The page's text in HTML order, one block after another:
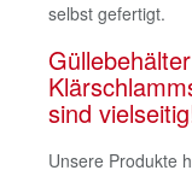
selbst gefertigt.
sind
Unsere Produkte